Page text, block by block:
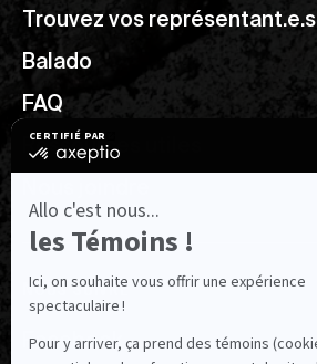
Trouvez vos représentant.e.s
Balado
FAQ
Ressources utiles
NOUS SUIVRE
Facebook